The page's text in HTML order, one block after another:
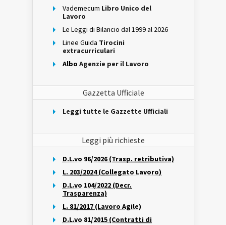
Vademecum Libro Unico del
Lavoro
Le Leggi di Bilancio dal 1999 al 2026
Linee Guida Tirocini
extracurriculari
Albo Agenzie per il Lavoro
Gazzetta Ufficiale
Leggi tutte le Gazzette Ufficiali
Leggi più richieste
D.L.vo 96/2026 (Trasp. retributiva)
L. 203/2024 (Collegato Lavoro)
D.L.vo 104/2022 (Decr.
Trasparenza)
L. 81/2017 (Lavoro Agile)
D.L.vo 81/2015 (Contratti di